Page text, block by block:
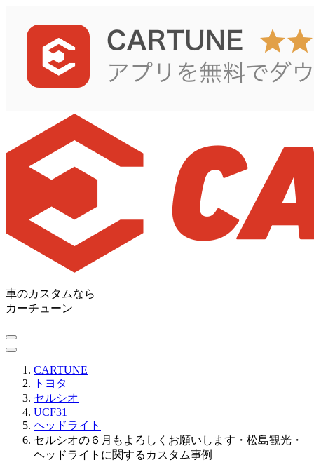
車のカスタムなら
カーチューン
CARTUNE
トヨタ
セルシオ
UCF31
ヘッドライト
セルシオの６月もよろしくお願いします・松島観光・
ヘッドライトに関するカスタム事例